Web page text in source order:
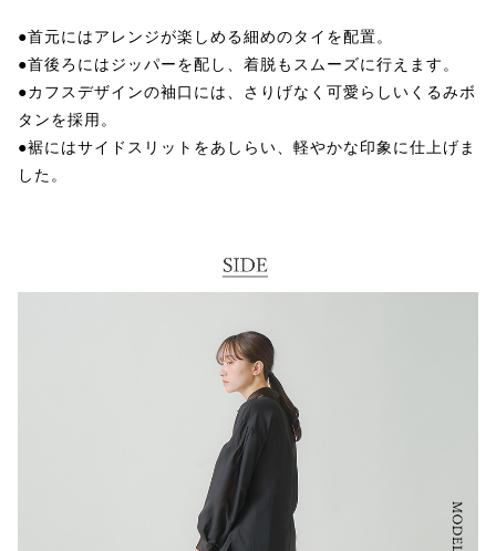
●首元にはアレンジが楽しめる細めのタイを配置。
●首後ろにはジッパーを配し、着脱もスムーズに行えます。
●カフスデザインの袖口には、さりげなく可愛らしいくるみボ
タンを採用。
●裾にはサイドスリットをあしらい、軽やかな印象に仕上げま
した。